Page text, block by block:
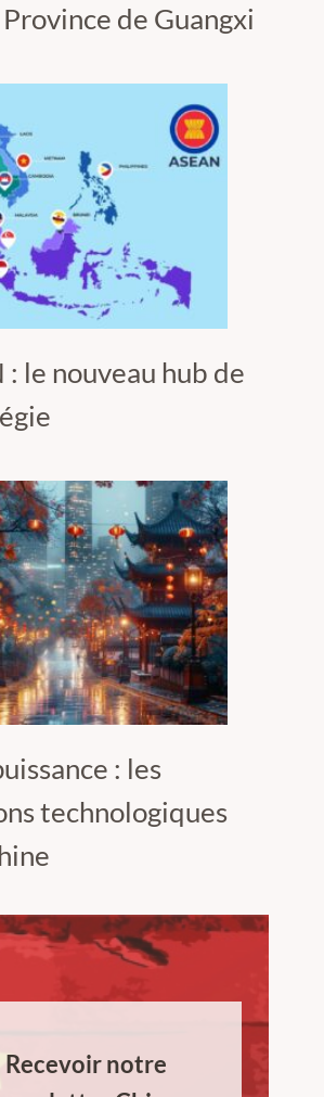
de Guangxi
: le nouveau hub de
: les
technologiques
Recevoir notre